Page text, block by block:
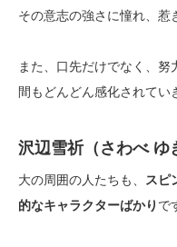
その意志の強さに憧れ、惹
また、口先だけでなく、努
間もどんどん感化されてい
沢辺雪祈（さわべ ゆ
大の周囲の人たちも、
スピ
的なキャラクターばかり で